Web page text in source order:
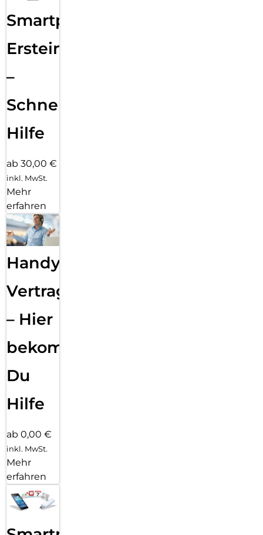
Smartphone
Ersteinrichtung
–
Schnelle
Hilfe
ab 30,00 €
inkl. MwSt.
Mehr
erfahren
Handy
Vertragsabwicklung
– Hier
bekommst
Du
Hilfe
ab 0,00 €
inkl. MwSt.
Mehr
erfahren